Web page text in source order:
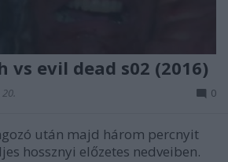
evil dead s02 (2016)
0
után majd három percnyit
hossznyi előzetes nedveiben.